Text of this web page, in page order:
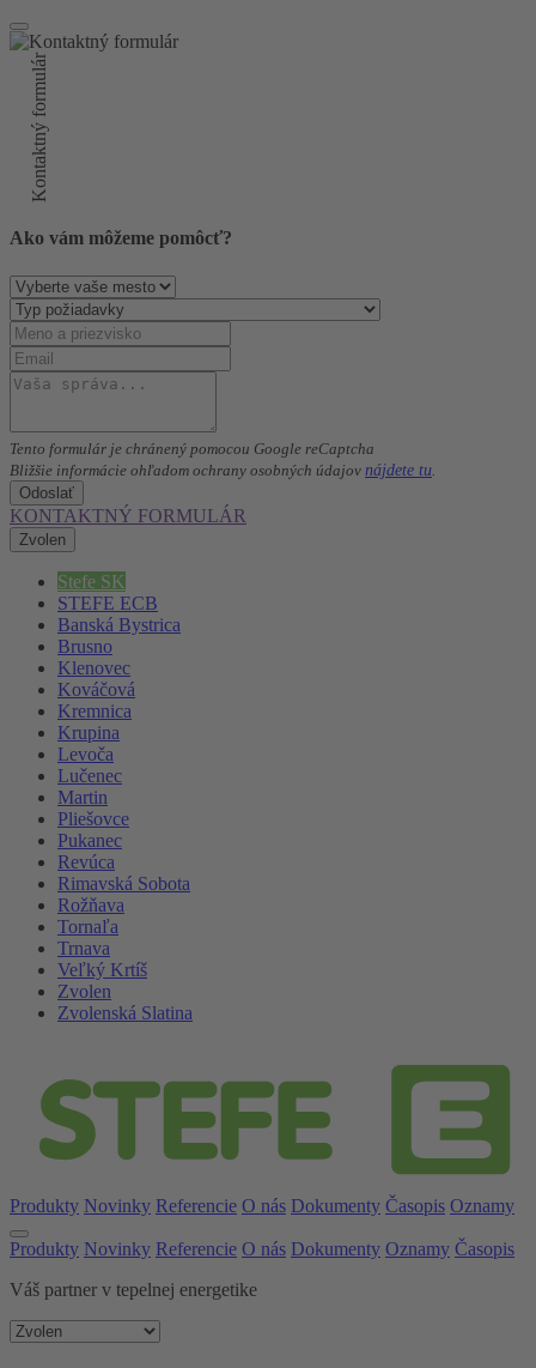
Kontaktný formulár
Ako vám môžeme pomôcť?
Tento formulár je chránený pomocou Google reCaptcha
Bližšie informácie ohľadom ochrany osobných údajov nájdete tu
Odoslať
KONTAKTNÝ FORMULÁR
Zvolen
Stefe SK
STEFE ECB
Banská Bystrica
Brusno
Klenovec
Kováčová
Kremnica
Krupina
Levoča
Lučenec
Martin
Pliešovce
Pukanec
Revúca
Rimavská Sobota
Rožňava
Tornaľa
Trnava
Veľký Krtíš
Zvolen
Zvolenská Slatina
Produkty Novinky Referencie O nás Dokumenty Časopis Oznamy
Produkty Novinky Referencie O nás Dokumenty Oznamy Časopis
Váš partner v tepelnej energetike